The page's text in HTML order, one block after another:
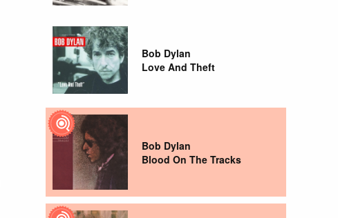
Bob Dylan
Love And Theft
Bob Dylan
Blood On The Tracks